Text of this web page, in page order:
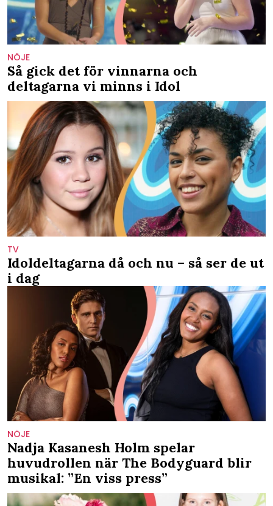
NÖJE
Så gick det för vinnarna och
deltagarna vi minns i Idol
TV
Idoldeltagarna då och nu – så ser de ut
i dag
NÖJE
Nadja Kasanesh Holm spelar
huvudrollen när The Bodyguard blir
musikal: ”En viss press”